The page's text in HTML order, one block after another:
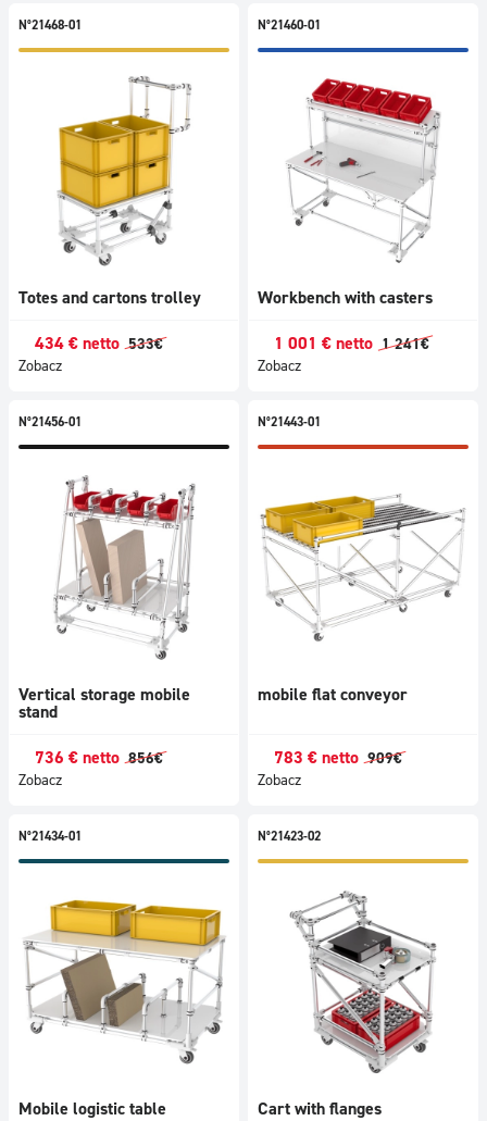
N°21468-01
Totes and cartons trolley
434 € netto 533€
Zobacz
N°21460-01
Workbench with casters
1 001 € netto 1 241€
Zobacz
N°21456-01
Vertical storage mobile
stand
736 € netto 856€
Zobacz
N°21443-01
mobile flat conveyor
783 € netto 909€
Zobacz
N°21434-01
Mobile logistic table
N°21423-02
Cart with flanges